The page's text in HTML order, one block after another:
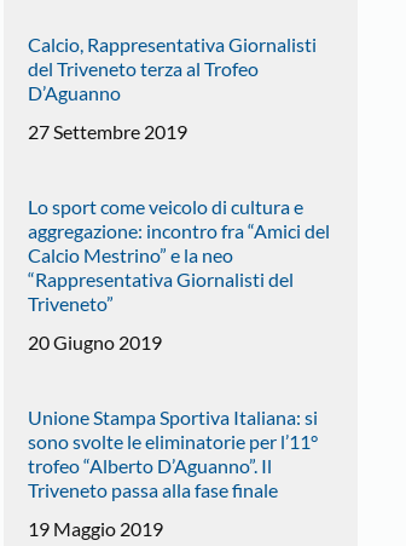
Calcio, Rappresentativa Giornalisti
del Triveneto terza al Trofeo
D’Aguanno
27 Settembre 2019
Lo sport come veicolo di cultura e
aggregazione: incontro fra “Amici del
Calcio Mestrino” e la neo
“Rappresentativa Giornalisti del
Triveneto”
20 Giugno 2019
Unione Stampa Sportiva Italiana: si
sono svolte le eliminatorie per l’11°
trofeo “Alberto D’Aguanno”. Il
Triveneto passa alla fase finale
19 Maggio 2019